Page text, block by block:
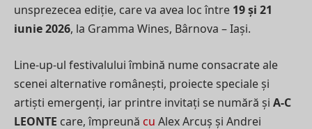
unsprezecea ediție, care va avea loc între 19 și 21
iunie 2026, la Gramma Wines, Bârnova – Iași.
Line-up-ul festivalului îmbină nume consacrate ale
scenei alternative românești, proiecte speciale și
artiști emergenți, iar printre invitați se numără și A-C
LEONTE care, împreună cu Alex Arcuș și Andrei